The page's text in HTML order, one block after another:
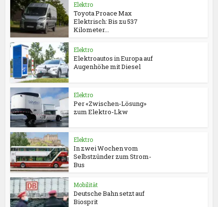
Elektro
Toyota Proace Max
Elektrisch: Bis zu 537
Kilometer...
Elektro
Elektroautos in Europa auf
Augenhöhe mit Diesel
Elektro
Per «Zwischen-Lösung»
zum Elektro-Lkw
Elektro
In zwei Wochen vom
Selbstzünder zum Strom-
Bus
Mobilität
Deutsche Bahn setzt auf
Biosprit